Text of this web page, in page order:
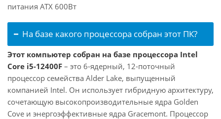
питания ATX 600Вт
На базе какого процессора собран этот ПК?
Этот компьютер собран на базе процессора Intel
Core i5-12400F – это 6-ядерный, 12-поточный
процессор семейства Alder Lake, выпущенный
компанией Intel. Он использует гибридную архитектуру,
сочетающую высокопроизводительные ядра Golden
Cove и энергоэффективные ядра Gracemont. Процессор